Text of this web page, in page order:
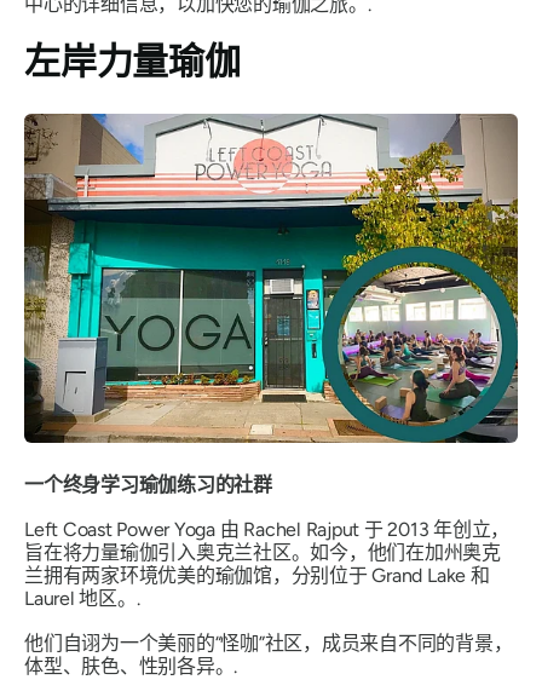
左岸力量瑜伽
一个终身学习瑜伽练习的社群
Left Coast Power Yoga 由 Rachel Rajput 于 2013 年创立，
旨在将力量瑜伽引入奥克兰社区。如今，他们在加州奥克
兰拥有两家环境优美的瑜伽馆，分别位于 Grand Lake 和
Laurel 地区。.
他们自诩为一个美丽的“怪咖”社区，成员来自不同的背景，
体型、肤色、性别各异。.